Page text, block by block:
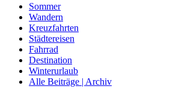
Sommer
Wandern
Kreuzfahrten
Städtereisen
Fahrrad
Destination
Winterurlaub
Alle Beiträge | Archiv